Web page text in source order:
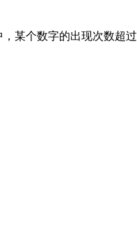
个数字的出现次数超